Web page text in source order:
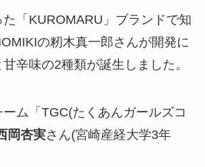
「KUROMARU」ブランドで知
の籾木真一郎さんが開発に
辛味の2種類が誕生しました。
ム「TGC(たくあんガールズコ
岡杏実さん(宮崎産経大学3年